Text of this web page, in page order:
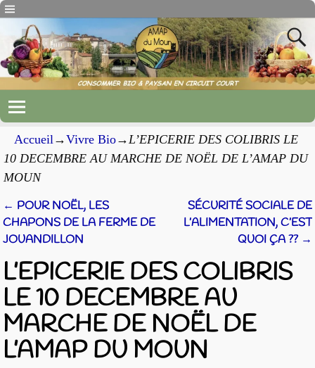
Accueil→Vivre Bio→L’EPICERIE DES COLIBRIS LE
10 DECEMBRE AU MARCHE DE NOËL DE L’AMAP DU
MOUN
Navigation des articles
← POUR NOËL, LES
CHAPONS DE LA FERME DE
JOUANDILLON
SÉCURITÉ SOCIALE DE
L’ALIMENTATION, C’EST
QUOI ÇA ?? →
L’EPICERIE DES COLIBRIS
LE 10 DECEMBRE AU
MARCHE DE NOËL DE
L’AMAP DU MOUN